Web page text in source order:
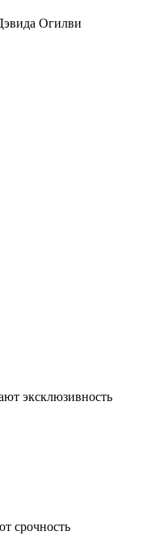
Огилви
эксклюзивность
срочность